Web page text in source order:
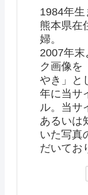
1984年
熊本県在
婦。
2007年
ク画像を
やき」と
年に当サ
ル。当サ
あるいは
いた写真
だいてお